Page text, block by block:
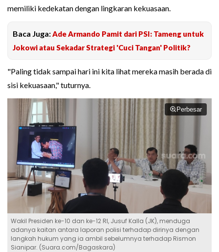
memiliki kedekatan dengan lingkaran kekuasaan.
Baca Juga:Ade Armando Pamit dari PSI: Tameng untuk
Jokowi atau Sekadar Strategi 'Cuci Tangan' Politik?
"Paling tidak sampai hari ini kita lihat mereka masih berada di
sisi kekuasaan," tuturnya.
Perbesar
Wakil Presiden ke-10 dan ke-12 RI, Jusuf Kalla (JK), menduga
adanya kaitan antara laporan polisi terhadap dirinya dengan
langkah hukum yang ia ambil sebelumnya terhadap Rismon
Sianipar. (Suara.com/Bagaskara)